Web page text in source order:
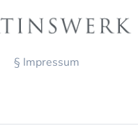
§ Impressum